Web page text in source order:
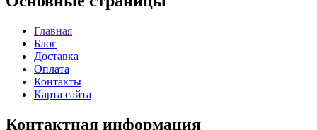
Главная
Блог
Доставка
Оплата
Контакты
Карта сайта
Контактная информация